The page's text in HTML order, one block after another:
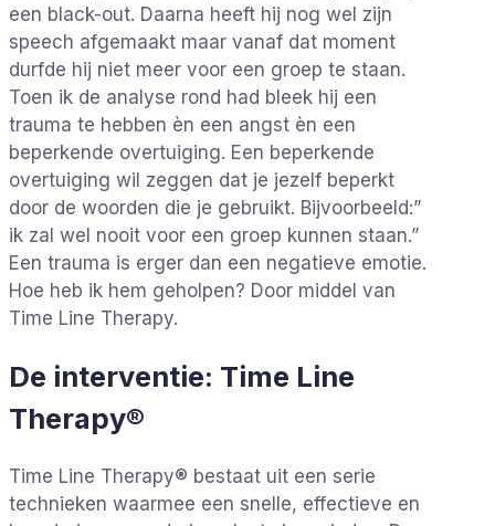
een black-out. Daarna heeft hij nog wel zijn
speech afgemaakt maar vanaf dat moment
durfde hij niet meer voor een groep te staan.
Toen ik de analyse rond had bleek hij een
trauma te hebben èn een angst èn een
beperkende overtuiging. Een beperkende
overtuiging wil zeggen dat je jezelf beperkt
door de woorden die je gebruikt. Bijvoorbeeld:”
ik zal wel nooit voor een groep kunnen staan.”
Een trauma is erger dan een negatieve emotie.
Hoe heb ik hem geholpen? Door middel van
Time Line Therapy.
De interventie: Time Line
Therapy®
Time Line Therapy® bestaat uit een serie
technieken waarmee een snelle, effectieve en